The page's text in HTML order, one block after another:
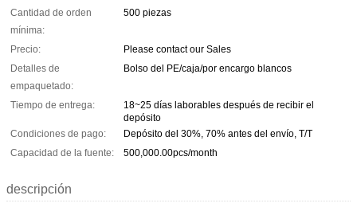
Cantidad de orden
mínima:
500 piezas
Precio:
Please contact our Sales
Detalles de
empaquetado:
Bolso del PE/caja/por encargo blancos
Tiempo de entrega:
18~25 días laborables después de recibir el
depósito
Condiciones de pago:
Depósito del 30%, 70% antes del envío, T/T
Capacidad de la fuente:
500,000.00pcs/month
descripción